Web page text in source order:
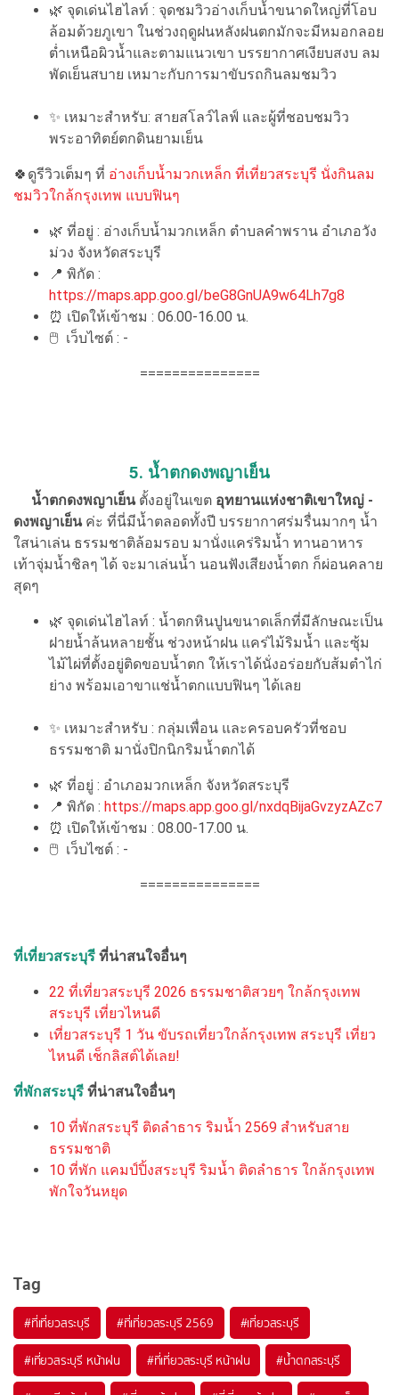
🌿 จุดเด่นไฮไลท์ : จุดชมวิวอ่างเก็บน้ำขนาดใหญ่ที่โอบ
ล้อมด้วยภูเขา ในช่วงฤดูฝนหลังฝนตกมักจะมีหมอกลอย
ต่ำเหนือผิวน้ำและตามแนวเขา บรรยากาศเงียบสงบ ลม
พัดเย็นสบาย เหมาะกับการมาขับรถกินลมชมวิว
✨ เหมาะสำหรับ: สายสโลว์ไลฟ์ และผู้ที่ชอบชมวิว
พระอาทิตย์ตกดินยามเย็น
🍀ดูรีวิวเต็มๆ ที่ อ่างเก็บน้ำมวกเหล็ก ที่เที่ยวสระบุรี นั่งกินลม
ชมวิวใกล้กรุงเทพ แบบฟินๆ
🌿 ที่อยู่ : อ่างเก็บน้ำมวกเหล็ก ตำบลคำพราน อำเภอวัง
ม่วง จังหวัดสระบุรี
📍 พิกัด :
https://maps.app.goo.gl/beG8GnUA9w64Lh7g8
⏰ เปิดให้เข้าชม : 06.00-16.00 น.
🖱 เว็บไซต์ : -
===============
5. น้ำตกดงพญาเย็น
น้ำตกดงพญาเย็น ตั้งอยู่ในเขต อุทยานแห่งชาติเขาใหญ่ -
ดงพญาเย็นค่ะ ที่นี่มีน้ำตลอดทั้งปี บรรยากาศร่มรื่นมากๆ น้ำ
ใสน่าเล่น ธรรมชาติล้อมรอบ มานั่งแคร่ริมน้ำ ทานอาหาร
เท้าจุ่มน้ำชิลๆ ได้ จะมาเล่นน้ำ นอนฟังเสียงน้ำตก ก็ผ่อนคลาย
สุดๆ
🌿 จุดเด่นไฮไลท์ : น้ำตกหินปูนขนาดเล็กที่มีลักษณะเป็น
ฝายน้ำล้นหลายชั้น ช่วงหน้าฝน แคร่ไม้ริมน้ำ และซุ้ม
ไม้ไผ่ที่ตั้งอยู่ติดขอบน้ำตก ให้เราได้นั่งอร่อยกับส้มตำไก่
ย่าง พร้อมเอาขาแช่น้ำตกแบบฟินๆ ได้เลย
✨ เหมาะสำหรับ : กลุ่มเพื่อน และครอบครัวที่ชอบ
ธรรมชาติ มานั่งปิกนิกริมน้ำตกได้
🌿 ที่อยู่ : อำเภอมวกเหล็ก จังหวัดสระบุรี
📍 พิกัด : https://maps.app.goo.gl/nxdqBijaGvzyzAZc7
⏰ เปิดให้เข้าชม : 08.00-17.00 น.
🖱 เว็บไซต์ : -
===============
ที่เที่ยวสระบุรี ที่น่าสนใจอื่นๆ
22 ที่เที่ยวสระบุรี 2026 ธรรมชาติสวยๆ ใกล้กรุงเทพ
สระบุรี เที่ยวไหนดี
เที่ยวสระบุรี 1 วัน ขับรถเที่ยวใกล้กรุงเทพ สระบุรี เที่ยว
ไหนดี เช็กลิสต์ได้เลย!
ที่พักสระบุรี ที่น่าสนใจอื่นๆ
10 ที่พักสระบุรี ติดลำธาร ริมน้ำ 2569 สำหรับสาย
ธรรมชาติ
10 ที่พัก แคมป์ปิ้งสระบุรี ริมน้ำ ติดลำธาร ใกล้กรุงเทพ
พักใจวันหยุด
Tag
#ที่เที่ยวสระบุรี #ที่เที่ยวสระบุรี 2569 #เที่ยวสระบุรี
#เที่ยวสระบุรี หน้าฝน #ที่เที่ยวสระบุรี หน้าฝน #น้ำตกสระบุรี